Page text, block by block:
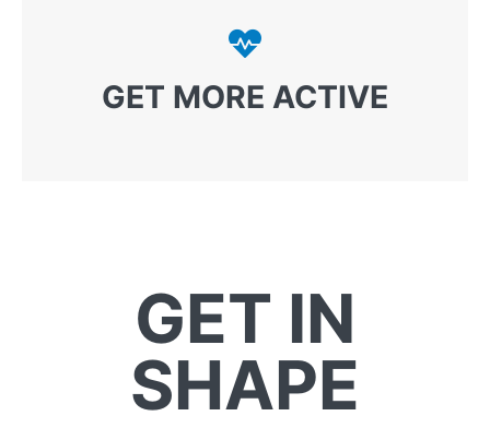
GET MORE ACTIVE
GET IN
SHAPE